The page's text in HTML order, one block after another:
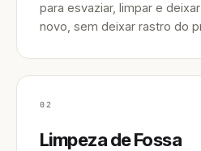
para esvaziar, limpar e
novo, sem deixar rastro do
02
Limpeza de Fossa